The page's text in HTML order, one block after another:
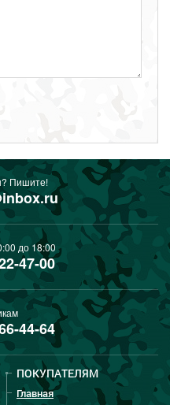
Пишите!
до 18:00
47-00
44-64
ПОКУПАТЕЛЯМ
Главная